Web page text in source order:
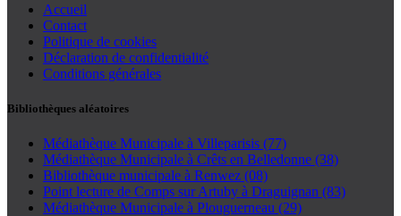
Accueil
Contact
Politique de cookies
Déclaration de confidentialité
Conditions générales
Bibliothèques aléatoires
Médiathèque Municipale à Villeparisis (77)
Médiathèque Municipale à Crêts en Belledonne (38)
Bibliothèque municipale à Renwez (08)
Point lecture de Comps sur Artuby à Draguignan (83)
Médiathèque Municipale à Plouguerneau (29)